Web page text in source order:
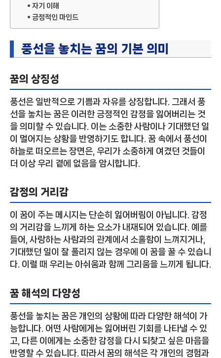
자기 이해
긍정적인 마인드
풍선을 놓치는 꿈의 기본 의미
꿈의 상징성
풍선은 일반적으로 기쁨과 자유를 상징합니다. 그래서 풍
선을 놓치는 꿈은 이러한 긍정적인 감정을 잃어버리는 것
을 의미할 수 있습니다. 이는 소중한 사람이나 기대했던 일
이 멀어지는 상황을 반영하기도 합니다. 꿈 속에서 풍선이
하늘로 떠오르는 장면은, 우리가 소중하게 여겼던 것들이
더 이상 우리 곁에 없음을 암시합니다.
감정의 거리감
이 꿈이 주는 메시지는 단순히 잃어버림이 아닙니다. 감정
의 거리감을 느끼게 하는 요소가 내재되어 있습니다. 예를
들어, 사랑하는 사람과의 관계에서 소홀함이 느껴지거나,
기대했던 일이 잘 풀리지 않는 경우에 이 꿈을 꿀 수 있습니
다. 이럴 때 우리는 아쉬움과 함께 그리움을 느끼게 됩니다.
꿈 해석의 다양성
풍선을 놓치는 꿈은 개인의 상황에 따라 다양한 해석이 가
능합니다. 어떤 사람에게는 잃어버린 기회를 나타낼 수 있
고, 다른 이에게는 소중한 감정을 다시 되찾고 싶은 마음을
반영할 수 있습니다. 따라서 꿈의 해석은 각 개인의 경험과